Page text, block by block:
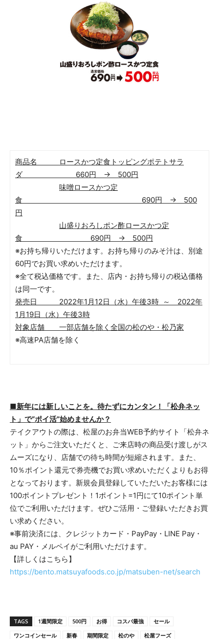
商品名 ロースかつ定食トッピングポテトサラ
ダ 660円 → 500円
味噌ロースかつ定
食 690円 → 500
円
山盛りおろしポン酢ロースかつ定
食 690円 → 500円
※お持ち帰りいただけます。お持ち帰りのみそ汁は、別途
60円でお買い求めいただけます。
※全て税込価格です。また、店内・お持ち帰りの税込価格
は同一です。
発売日 2022年1月12日（水）午後3時 ～ 2022年
1月19日（水）午後3時
対象店舗 一部店舗を除く全国の松のや・松乃家
※高速PA店舗を除く
■新年には新しいことを。待たずにカンタン！「松弁ネッ
ト」で“ポイ活”始めませんか？
テイクアウトの際は、松屋のお弁当WEB予約サイト「松弁ネ
ット」からご注文いただくと、ご来店時の商品受け渡しがス
ムーズになり、店舗での待ち時間が短縮されます。また、
10％ポイント還元で券売機でお買い求めいただくよりもお得
となっております。新規会員登録していただいたお客様には
100ポイントプレゼント！1ポイント=1円にて10ポイント単
位でご利用いただけます。ぜひご活用・ご登録いただきお買
い求めください。
※事前決済には、クレジットカード・PayPay・LINE Pay・
au PAY・メルペイがご利用いただけます。
【詳しくはこちら】
https://bento.matsuyafoods.co.jp/matsuben-net/search
TAGS 1週間限定 500円 お得 コスパ最強
セール
ワンコインセール
新春 期間限定 松のや 松屋フーズ